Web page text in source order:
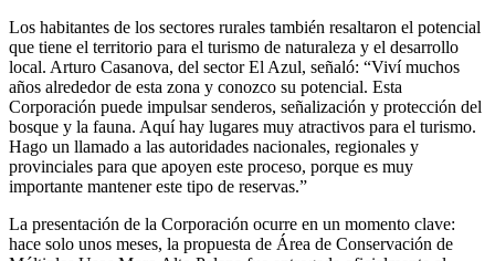
Los habitantes de los sectores rurales también resaltaron el potencial
que tiene el territorio para el turismo de naturaleza y el desarrollo
local. Arturo Casanova, del sector El Azul, señaló: “Viví muchos
años alrededor de esta zona y conozco su potencial. Esta
Corporación puede impulsar senderos, señalización y protección del
bosque y la fauna. Aquí hay lugares muy atractivos para el turismo.
Hago un llamado a las autoridades nacionales, regionales y
provinciales para que apoyen este proceso, porque es muy
importante mantener este tipo de reservas.”
La presentación de la Corporación ocurre en un momento clave:
hace solo unos meses, la propuesta de Área de Conservación de